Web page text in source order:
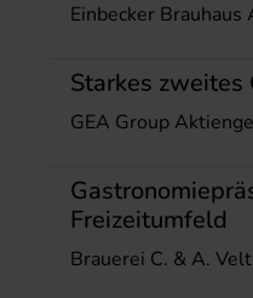
Einbecker Brauhaus
Starkes zweites
GEA Group
Freizeitumfeld
Brauerei C. & A.